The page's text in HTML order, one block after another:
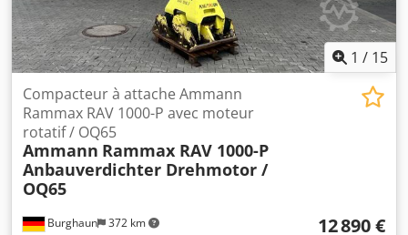
1 / 15
Burghaun 372 km
Compacteur à attache Ammann
Rammax RAV 1000-P avec moteur
rotatif / OQ65
Ammann Rammax RAV 1000-P
Anbauverdichter Drehmotor /
OQ65
12 890 €